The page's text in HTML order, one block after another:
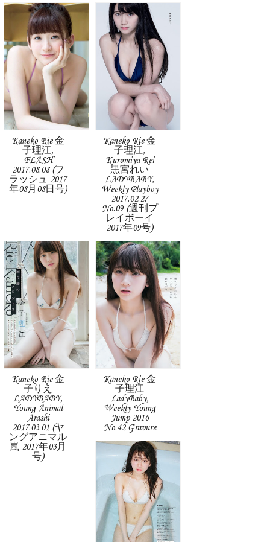
Kaneko Rie 金
子理江,
FLASH
2017.08.08 (フ
ラッシュ 2017
年08月08日号)
Kaneko Rie 金
子理江,
Kuromiya Rei
黒宮れい
LADYBABY,
Weekly Playboy
2017.02.27
No.09 (週刊プ
レイボーイ
2017年09号)
Kaneko Rie 金
子りえ
LADYBABY,
Young Animal
Arashi
2017.03.01 (ヤ
ングアニマル
嵐 2017年03月
号)
Kaneko Rie 金
子理江
LadyBaby,
Weekly Young
Jump 2016
No.42 Gravure